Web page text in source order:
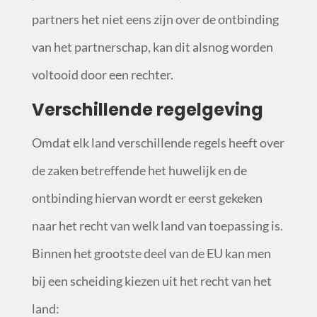
partners het niet eens zijn over de ontbinding
van het partnerschap, kan dit alsnog worden
voltooid door een rechter.
Verschillende regelgeving
Omdat elk land verschillende regels heeft over
de zaken betreffende het huwelijk en de
ontbinding hiervan wordt er eerst gekeken
naar het recht van welk land van toepassing is.
Binnen het grootste deel van de EU kan men
bij een scheiding kiezen uit het recht van het
land: